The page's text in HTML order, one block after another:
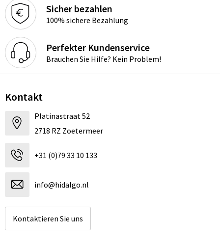
Sicher bezahlen
100% sichere Bezahlung
Perfekter Kundenservice
Brauchen Sie Hilfe? Kein Problem!
Kontakt
Platinastraat 52
2718 RZ Zoetermeer
+31 (0)79 33 10 133
info@hidalgo.nl
Kontaktieren Sie uns